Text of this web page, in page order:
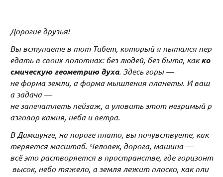
Дорогие друзья!
Вы вступаете в тот Тибет, который я пытался пер
едать в своих полотнах: без людей, без быта, какко
смическую геометрию духа. Здесь горы —
не форма земли, а форма мышления планеты. И ваш
а задача —
не запечатлеть пейзаж, а уловить этот незримый р
азговор камня, неба и ветра.
В Дамшунге, на пороге плато, вы почувствуете, как
теряется масштаб. Человек, дорога, машина —
всё это растворяется в пространстве, где горизонт
высок, небо тяжело, а земля лежит плоско, как пли